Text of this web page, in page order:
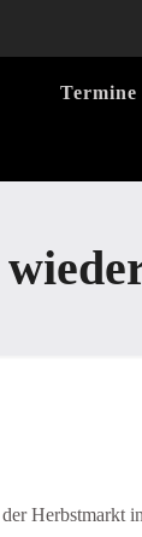
Termine